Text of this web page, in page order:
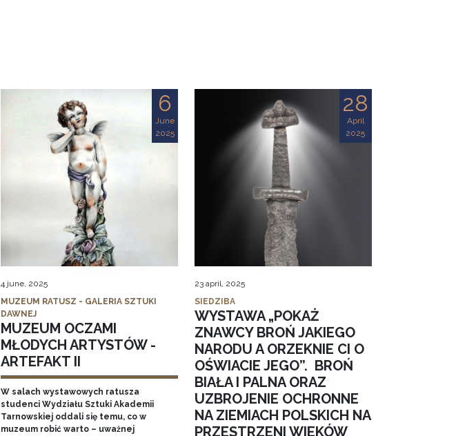
6
June
2025
4 june, 2025
MUZEUM RATUSZ - GALERIA SZTUKI
DAWNEJ
MUZEUM OCZAMI
MŁODYCH ARTYSTÓW -
ARTEFAKT II
W salach wystawowych ratusza
studenci Wydziału Sztuki Akademii
Tarnowskiej oddali się temu, co w
muzeum robić warto – uważnej
28
April
2025
23 april, 2025
SIEDZIBA
WYSTAWA „POKAŻ
ZNAWCY BROŃ JAKIEGO
NARODU A ORZEKNIE CI O
OŚWIACIE JEGO”. BROŃ
BIAŁA I PALNA ORAZ
UZBROJENIE OCHRONNE
NA ZIEMIACH POLSKICH NA
PRZESTRZENI WIEKÓW